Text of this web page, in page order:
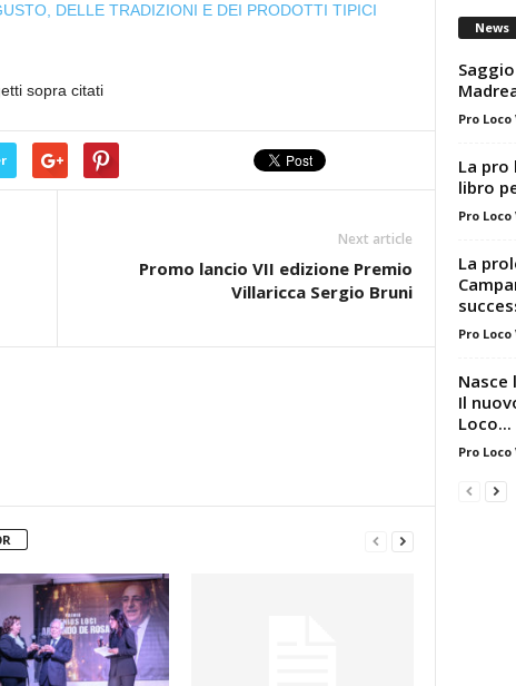
DELLE TRADIZIONI E DEI PRODOTTI TIPICI
sopra citati
Next article
Promo lancio VII edizione Premio
Villaricca Sergio Bruni
News
Pro
La pro
libro
Pro
La
Pro
Nasce
Il
Loco...
Pro